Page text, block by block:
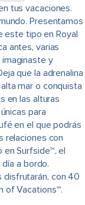
tus vacaciones.
Presentamos
este tipo en Royal
antes, varias
y
que la adrenalina
mar o conquista
en las alturas
para
en el que podrás
relaciones con
Surfside℠, el
a bordo.
disfrutarán, con 40
of Vacations℠.